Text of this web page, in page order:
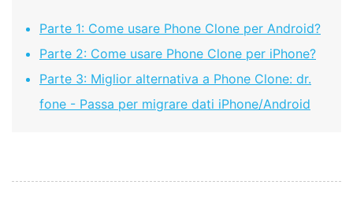
Parte 1: Come usare Phone Clone per Android?
Parte 2: Come usare Phone Clone per iPhone?
Parte 3: Miglior alternativa a Phone Clone: dr.
fone - Passa per migrare dati iPhone/Android